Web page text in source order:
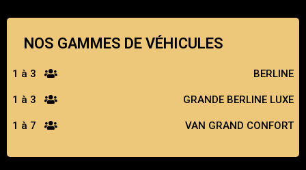
NOS GAMMES DE VÉHICULES
1 à 3 BERLINE
1 à 3 GRANDE BERLINE LUXE
1 à 7 VAN GRAND CONFORT